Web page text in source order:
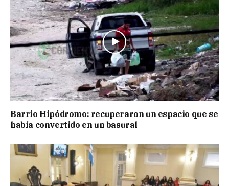
Barrio Hipódromo: recuperaron un espacio que se
había convertido en un basural